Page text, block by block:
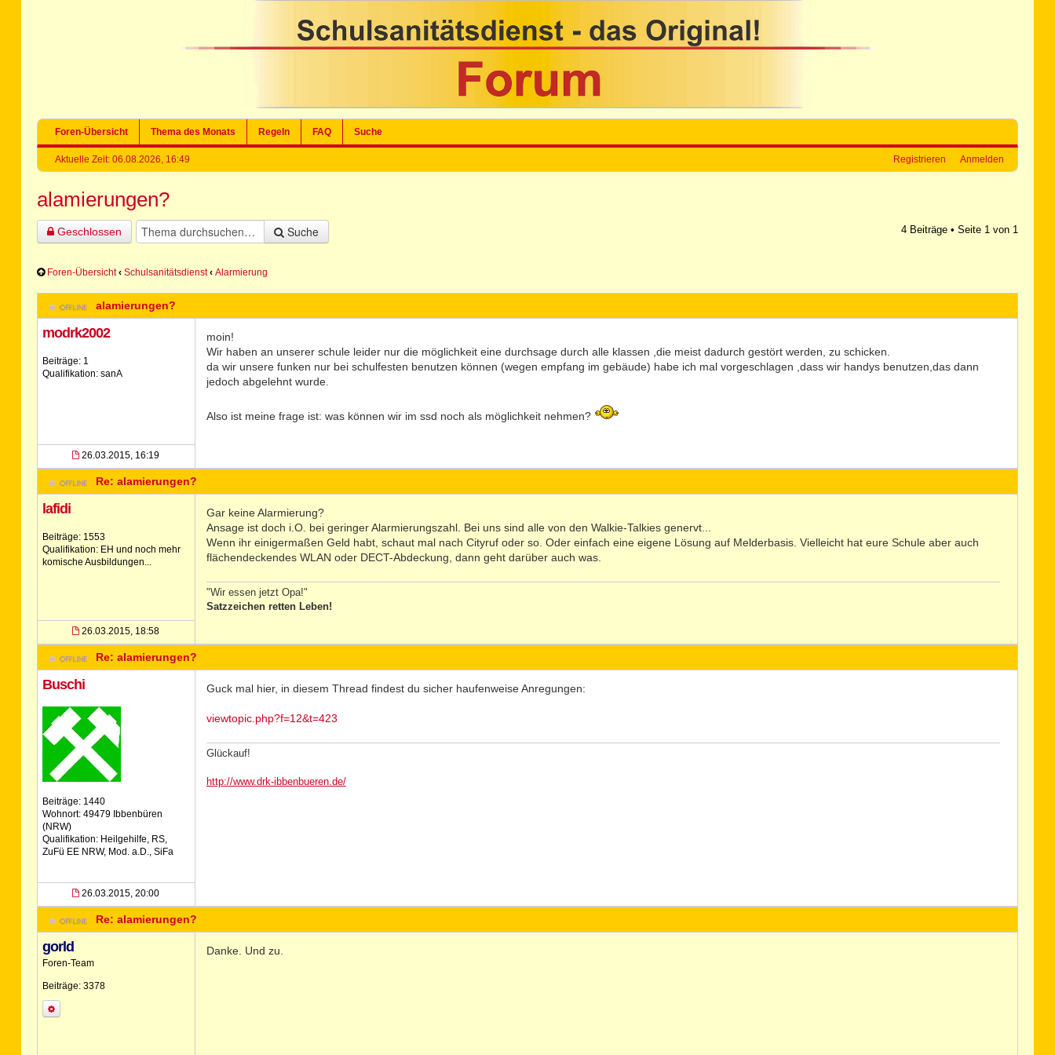
Foren-Übersicht Thema des Monats Regeln FAQ Suche
Aktuelle Zeit: 06.08.2026, 16:49 Registrieren Anmelden
alamierungen?
Geschlossen Suche 4 Beiträge • Seite 1von 1
Foren-Übersicht ‹ Schulsanitätsdienst ‹ Alarmierung
alamierungen?
modrk2002
Beiträge: 1
Qualifikation: sanA
26.03.2015, 16:19
moin!
Wir haben an unserer schule leider nur die möglichkeit eine durchsage durch alle klassen ,die meist dadurch gestört werden, zu schicken.
da wir unsere funken nur bei schulfesten benutzen können (wegen empfang im gebäude) habe ich mal vorgeschlagen ,dass wir handys benutzen,das dann
jedoch abgelehnt wurde.
Also ist meine frage ist: was können wir im ssd noch als möglichkeit nehmen?
Re: alamierungen?
lafidi
Beiträge: 1553
Qualifikation: EH und noch mehr
komische Ausbildungen...
26.03.2015, 18:58
Gar keine Alarmierung?
Ansage ist doch i.O. bei geringer Alarmierungszahl. Bei uns sind alle von den Walkie-Talkies genervt...
Wenn ihr einigermaßen Geld habt, schaut mal nach Cityruf oder so. Oder einfach eine eigene Lösung auf Melderbasis. Vielleicht hat eure Schule aber auch
flächendeckendes WLAN oder DECT-Abdeckung, dann geht darüber auch was.
"Wir essen jetzt Opa!"
Satzzeichen retten Leben!
Re: alamierungen?
Buschi
Beiträge: 1440
Wohnort: 49479 Ibbenbüren
(NRW)
Qualifikation: Heilgehilfe, RS,
ZuFü EE NRW, Mod. a.D., SiFa
26.03.2015, 20:00
Guck mal hier, in diesem Thread findest du sicher haufenweise Anregungen:
viewtopic.php?f=12&t=423
Glückauf!
http://www.drk-ibbenbueren.de/
Re: alamierungen?
gorld
Foren-Team
Beiträge: 3378
Danke. Und zu.